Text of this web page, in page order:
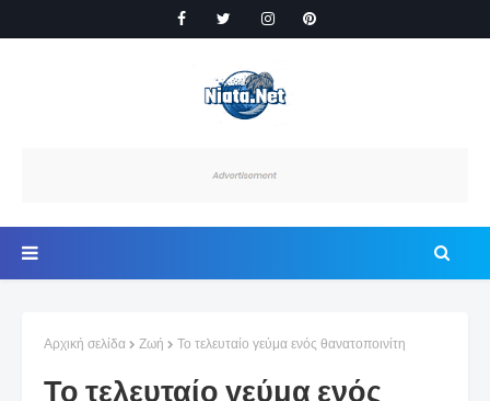
Αρχική σελίδα Ζωή Το τελευταίο γεύμα ενός θανατοποινίτη
Το τελευταίο γεύμα ενός